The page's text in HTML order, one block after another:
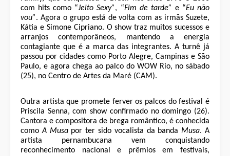
com hits como “Jeito Sexy”, “Fim de tarde” e “Eu não
vou”. Agora o grupo está de volta com as irmãs Suzete,
Kátia e Simone Cipriano. O show traz muitos sucessos e
arranjos contemporâneos, mantendo a energia
contagiante que é a marca das integrantes. A turnê já
passou por cidades como Porto Alegre, Campinas e São
Paulo, e agora chega ao palco do WOW Rio, no sábado
(25), no Centro de Artes da Maré (CAM).
Outra artista que promete ferver os palcos do festival é
Priscila Senna, com show confirmado no domingo (26).
Cantora e compositora de brega romântico, é conhecida
comoA Musa por ter sido vocalista da bandaMusa. A
artista pernambucana vem conquistando
reconhecimento nacional e prêmios em festivais,